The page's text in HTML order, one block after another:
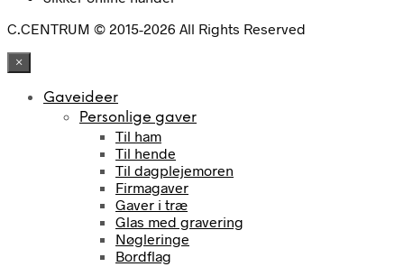
C.CENTRUM © 2015-2026 All Rights Reserved
×
Gaveideer
Personlige gaver
Til ham
Til hende
Til dagplejemoren
Firmagaver
Gaver i træ
Glas med gravering
Nøgleringe
Bordflag